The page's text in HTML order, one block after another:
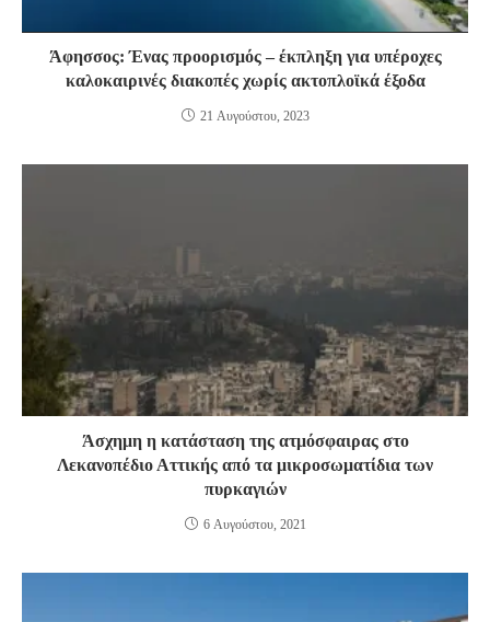
Άφησσος: Ένας προορισμός – έκπληξη για υπέροχες
καλοκαιρινές διακοπές χωρίς ακτοπλοϊκά έξοδα
21 Αυγούστου, 2023
Άσχημη η κατάσταση της ατμόσφαιρας στο
Λεκανοπέδιο Αττικής από τα μικροσωματίδια των
πυρκαγιών
6 Αυγούστου, 2021